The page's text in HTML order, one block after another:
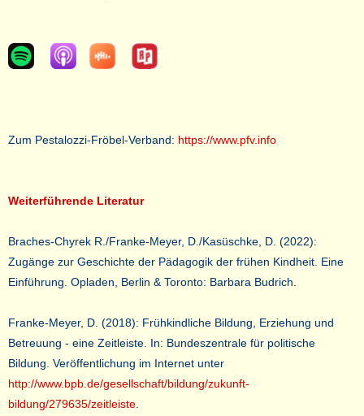
Zum Pestalozzi-Fröbel-Verband: https://www.pfv.info
Weiterführende Literatur
Braches-Chyrek R./Franke-Meyer, D./Kasüschke, D. (2022):
Zugänge zur Geschichte der Pädagogik der frühen Kindheit. Eine
Einführung. Opladen, Berlin & Toronto: Barbara Budrich.
Franke-Meyer, D. (2018): Frühkindliche Bildung, Erziehung und
Betreuung - eine Zeitleiste. In: Bundeszentrale für politische
Bildung. Veröffentlichung im Internet unter
http://www.bpb.de/gesellschaft/bildung/zukunft-
bildung/279635/zeitleiste.